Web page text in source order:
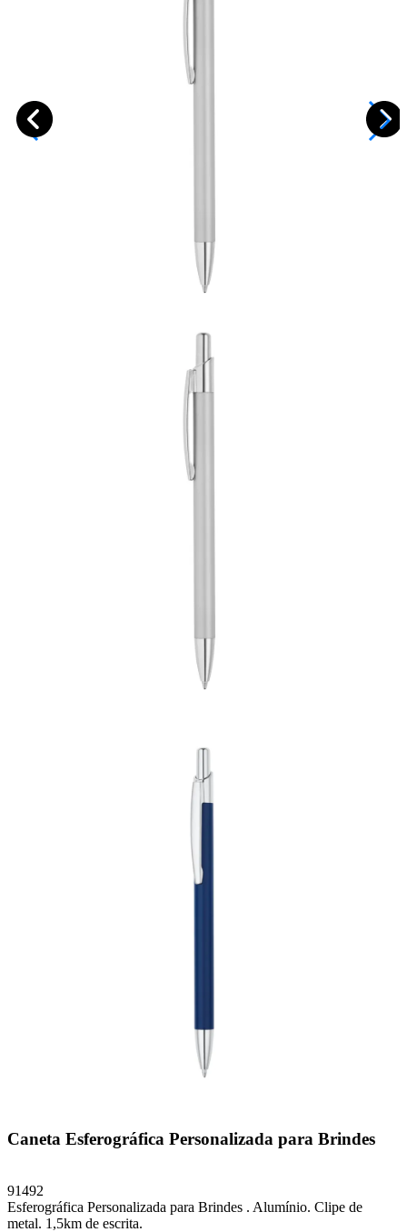
Caneta Esferográfica Personalizada para Brindes
91492
Esferográfica Personalizada para Brindes . Alumínio. Clipe de
metal. 1,5km de escrita.